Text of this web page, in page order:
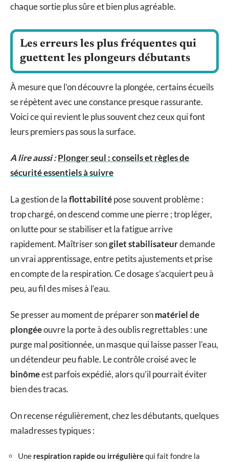
chaque sortie plus sûre et bien plus agréable.
Les erreurs les plus fréquentes qui
guettent les plongeurs débutants
À mesure que l’on découvre la plongée, certains écueils
se répètent avec une constance presque rassurante.
Voici ce qui revient le plus souvent chez ceux qui font
leurs premiers pas sous la surface.
A lire aussi :Plonger seul : conseils et règles de
sécurité essentiels à suivre
La gestion de laflottabilitépose souvent problème :
trop chargé, on descend comme une pierre ; trop léger,
on lutte pour se stabiliser et la fatigue arrive
rapidement. Maîtriser songilet stabilisateurdemande
un vrai apprentissage, entre petits ajustements et prise
en compte de la respiration. Ce dosage s’acquiert peu à
peu, au fil des mises à l’eau.
Se presser au moment de préparer sonmatériel de
plongéeouvre la porte à des oublis regrettables : une
purge mal positionnée, un masque qui laisse passer l’eau,
un détendeur peu fiable. Le contrôle croisé avec le
binômeest parfois expédié, alors qu’il pourrait éviter
bien des tracas.
On recense régulièrement, chez les débutants, quelques
maladresses typiques :
Une respiration rapide ou irrégulièrequi fait fondre la